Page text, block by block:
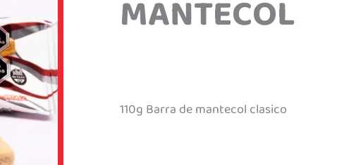
MANTECOL
110g Barra de mantecol clasico